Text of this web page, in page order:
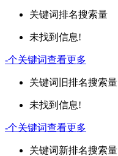
关键词排名搜索量
未找到信息!
-个关键词查看更多
关键词 旧排名搜索量
未找到信息!
-个关键词查看更多
关键词新排名搜索量